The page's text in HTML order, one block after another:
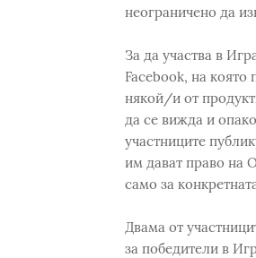
неограничено да
За да участва в
Facebook, на която
някой/и от
да се вижда и
участниците
им дават право на
само за
Двама от
за победители в